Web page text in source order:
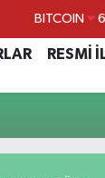
BITCOIN
DOLAR
RESMİ